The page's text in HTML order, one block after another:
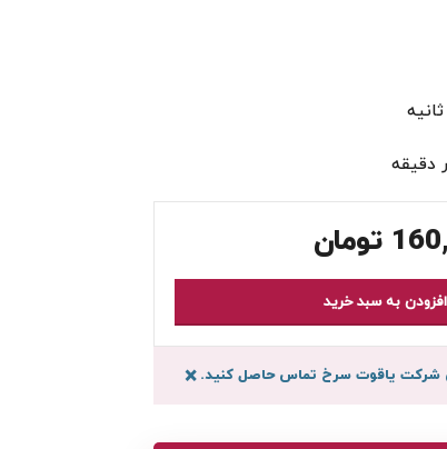
تومان
افزودن به سبد خرید
شرکت یاقوت سرخ تماس حاصل کنید.×